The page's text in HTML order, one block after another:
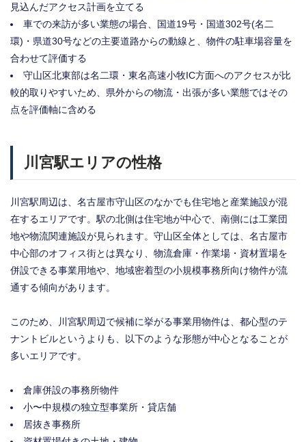
見込んだアクセス計画を立てる
車での来訪が多い業態の場合、国道19号・国道302号(名二
環)・県道30号などの主要道路からの動線と、物件の駐車場容量を
合わせて評価する
守山区北東部は名二環・東名高速小牧IC方面へのアクセスが比
較的取りやすいため、県外からの物流・出張が多い業態ではその
点を評価軸に含める
川宮駅エリアの性格
川宮駅周辺は、名古屋市守山区のなかでも住宅地と産業施設が混
在するエリアです。駅の北側は住宅地が中心で、南側には工業団
地や物流関連施設が見られます。守山区全体としては、名古屋市
中心部のオフィス街とは異なり、物流倉庫・作業場・資材置場を
併設できる事業用地や、地域密着型の小規模事務所向け物件が流
通する傾向があります。
このため、川宮駅周辺で候補に挙がる事業用物件は、都心型のテ
ナントビルというよりも、以下のような形態が中心となることが
多いエリアです。
倉庫併設の事務所物件
小〜中規模の独立型事業所・貸店舗
居抜き事務所